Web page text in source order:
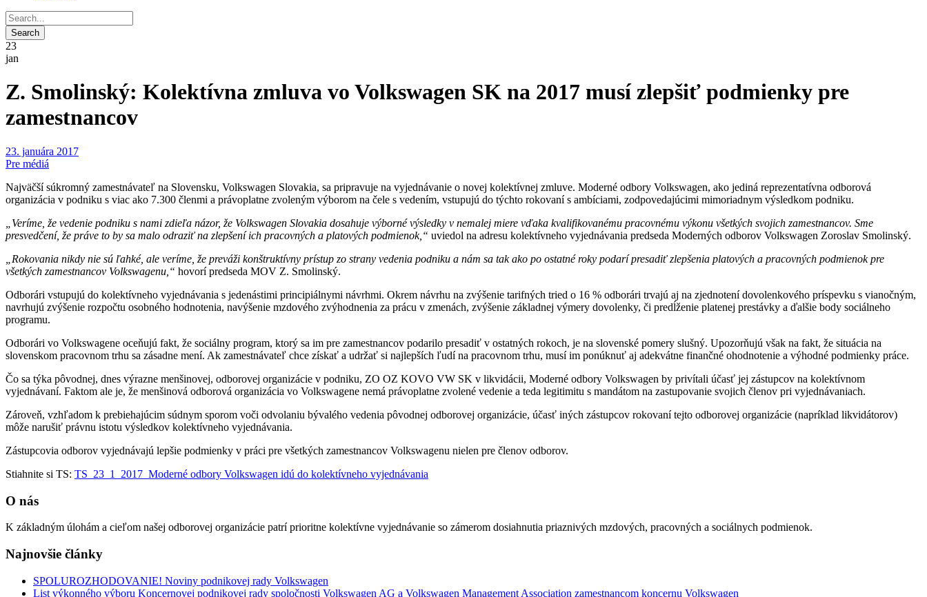
23
jan
Z. Smolinský: Kolektívna zmluva vo Volkswagen SK na 2017 musí zlepšiť podmienky pre
zamestnancov
23. januára 2017
Pre médiá
Najväčší súkromný zamestnávateľ na Slovensku, Volkswagen Slovakia, sa pripravuje na vyjednávanie o novej kolektívnej zmluve. Moderné odbory Volkswagen, ako jediná reprezentatívna odborová
organizácia v podniku s viac ako 7.300 členmi a právoplatne zvoleným výborom na čele s vedením, vstupujú do týchto rokovaní s ambíciami, zodpovedajúcimi mimoriadnym výsledkom podniku.
„Veríme, že vedenie podniku s nami zdieľa názor, že Volkswagen Slovakia dosahuje výborné výsledky v nemalej miere vďaka kvalifikovanému pracovnému výkonu všetkých svojich zamestnancov. Sme
presvedčení, že práve to by sa malo odraziť na zlepšení ich pracovných a platových podmienok,“ uviedol na adresu kolektívneho vyjednávania predseda Moderných odborov Volkswagen Zoroslav Smolinský.
„Rokovania nikdy nie sú ľahké, ale veríme, že preváži konštruktívny prístup zo strany vedenia podniku a nám sa tak ako po ostatné roky podarí presadiť zlepšenia platových a pracovných podmienok pre
všetkých zamestnancov Volkswagenu,“ hovorí predseda MOV Z. Smolinský.
Odborári vstupujú do kolektívneho vyjednávania s jedenástimi principiálnymi návrhmi. Okrem návrhu na zvýšenie tarifných tried o 16 % odborári trvajú aj na zjednotení dovolenkového príspevku s vianočným,
navrhujú zvýšenie rozpočtu osobného hodnotenia, navýšenie mzdového zvýhodnenia za prácu v zmenách, zvýšenie základnej výmery dovolenky, či predĺženie platenej prestávky a ďalšie body sociálneho
programu.
Odborári vo Volkswagene oceňujú fakt, že sociálny program, ktorý sa im pre zamestnancov podarilo presadiť v ostatných rokoch, je na slovenské pomery slušný. Upozorňujú však na fakt, že situácia na
slovenskom pracovnom trhu sa zásadne mení. Ak zamestnávateľ chce získať a udržať si najlepších ľudí na pracovnom trhu, musí im ponúknuť aj adekvátne finančné ohodnotenie a výhodné podmienky práce.
Čo sa týka pôvodnej, dnes výrazne menšinovej, odborovej organizácie v podniku, ZO OZ KOVO VW SK v likvidácii, Moderné odbory Volkswagen by privítali účasť jej zástupcov na kolektívnom
vyjednávaní. Faktom ale je, že menšinová odborová organizácia vo Volkswagene nemá právoplatne zvolené vedenie a teda legitimitu s mandátom na zastupovanie svojich členov pri vyjednávaniach.
Zároveň, vzhľadom k prebiehajúcim súdnym sporom voči odvolaniu bývalého vedenia pôvodnej odborovej organizácie, účasť iných zástupcov rokovaní tejto odborovej organizácie (napríklad likvidátorov)
môže narušiť právnu istotu výsledkov kolektívneho vyjednávania.
Zástupcovia odborov vyjednávajú lepšie podmienky v práci pre všetkých zamestnancov Volkswagenu nielen pre členov odborov.
Stiahnite si TS: TS_23_1_2017_Moderné odbory Volkswagen idú do kolektívneho vyjednávania
O nás
K základným úlohám a cieľom našej odborovej organizácie patrí prioritne kolektívne vyjednávanie so zámerom dosiahnutia priaznivých mzdových, pracovných a sociálnych podmienok.
Najnovšie články
SPOLUROZHODOVANIE! Noviny podnikovej rady Volkswagen
List výkonného výboru Koncernovej podnikovej rady spoločnosti Volkswagen AG a Volkswagen Management Association zamestnancom koncernu Volkswagen